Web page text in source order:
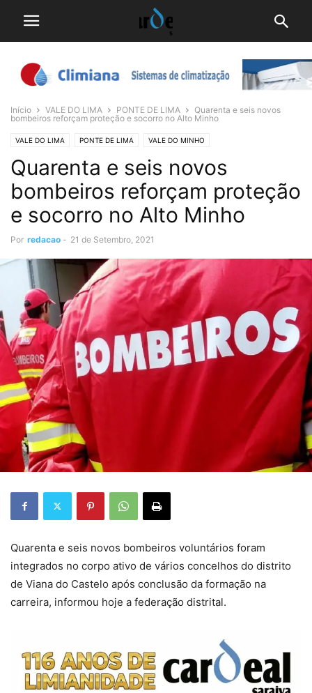
Início VALE DO LIMA PONTE DE LIMA
Quarenta e seis novos
bombeiros reforçam proteção e socorro no Alto Minho
VALE DO LIMA PONTE DE LIMA VALE DO MINHO
Quarenta e seis novos
bombeiros reforçam proteção
e socorro no Alto Minho
Por redacao - 21 de Setembro, 2021
Quarenta e seis novos bombeiros voluntários foram
integrados no corpo ativo de vários concelhos do distrito
de Viana do Castelo após conclusão da formação na
carreira, informou hoje a federação distrital.